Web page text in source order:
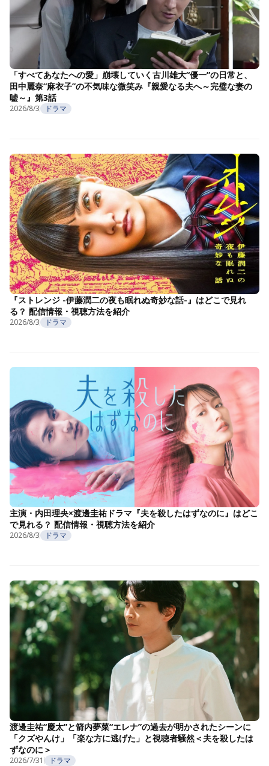
「すべてあなたへの愛」崩壊していく古川雄大“優一”の日常と、
田中麗奈“麻衣子”の不気味な微笑み『親愛なる夫へ～完璧な妻の
嘘～』第3話
2026/8/3 ドラマ
『ストレンジ -伊藤潤二の夜も眠れぬ奇妙な話-』はどこで見れ
る？ 配信情報・視聴方法を紹介
2026/8/3 ドラマ
主演・内田理央×渡邊圭祐ドラマ『夫を殺したはずなのに』はどこ
で見れる？ 配信情報・視聴方法を紹介
2026/8/3 ドラマ
渡邊圭祐“慶太”と箭内夢菜“エレナ”の過去が明かされたシーンに
「クズやんけ」「楽な方に逃げた」と視聴者騒然＜夫を殺したは
ずなのに＞
2026/7/31 ドラマ